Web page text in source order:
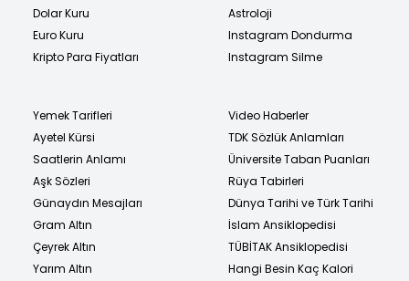
Dolar Kuru
Euro Kuru
Kripto Para Fiyatları
Astroloji
Instagram Dondurma
Instagram Silme
Yemek Tarifleri
Ayetel Kürsi
Saatlerin Anlamı
Aşk Sözleri
Günaydın Mesajları
Gram Altın
Çeyrek Altın
Yarım Altın
Video Haberler
TDK Sözlük Anlamları
Üniversite Taban Puanları
Rüya Tabirleri
Dünya Tarihi ve Türk Tarihi
İslam Ansiklopedisi
TÜBİTAK Ansiklopedisi
Hangi Besin Kaç Kalori